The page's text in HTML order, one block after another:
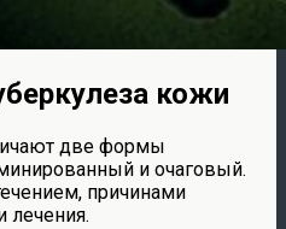
кожи
две формы
и очаговый.
причинами
лечения.